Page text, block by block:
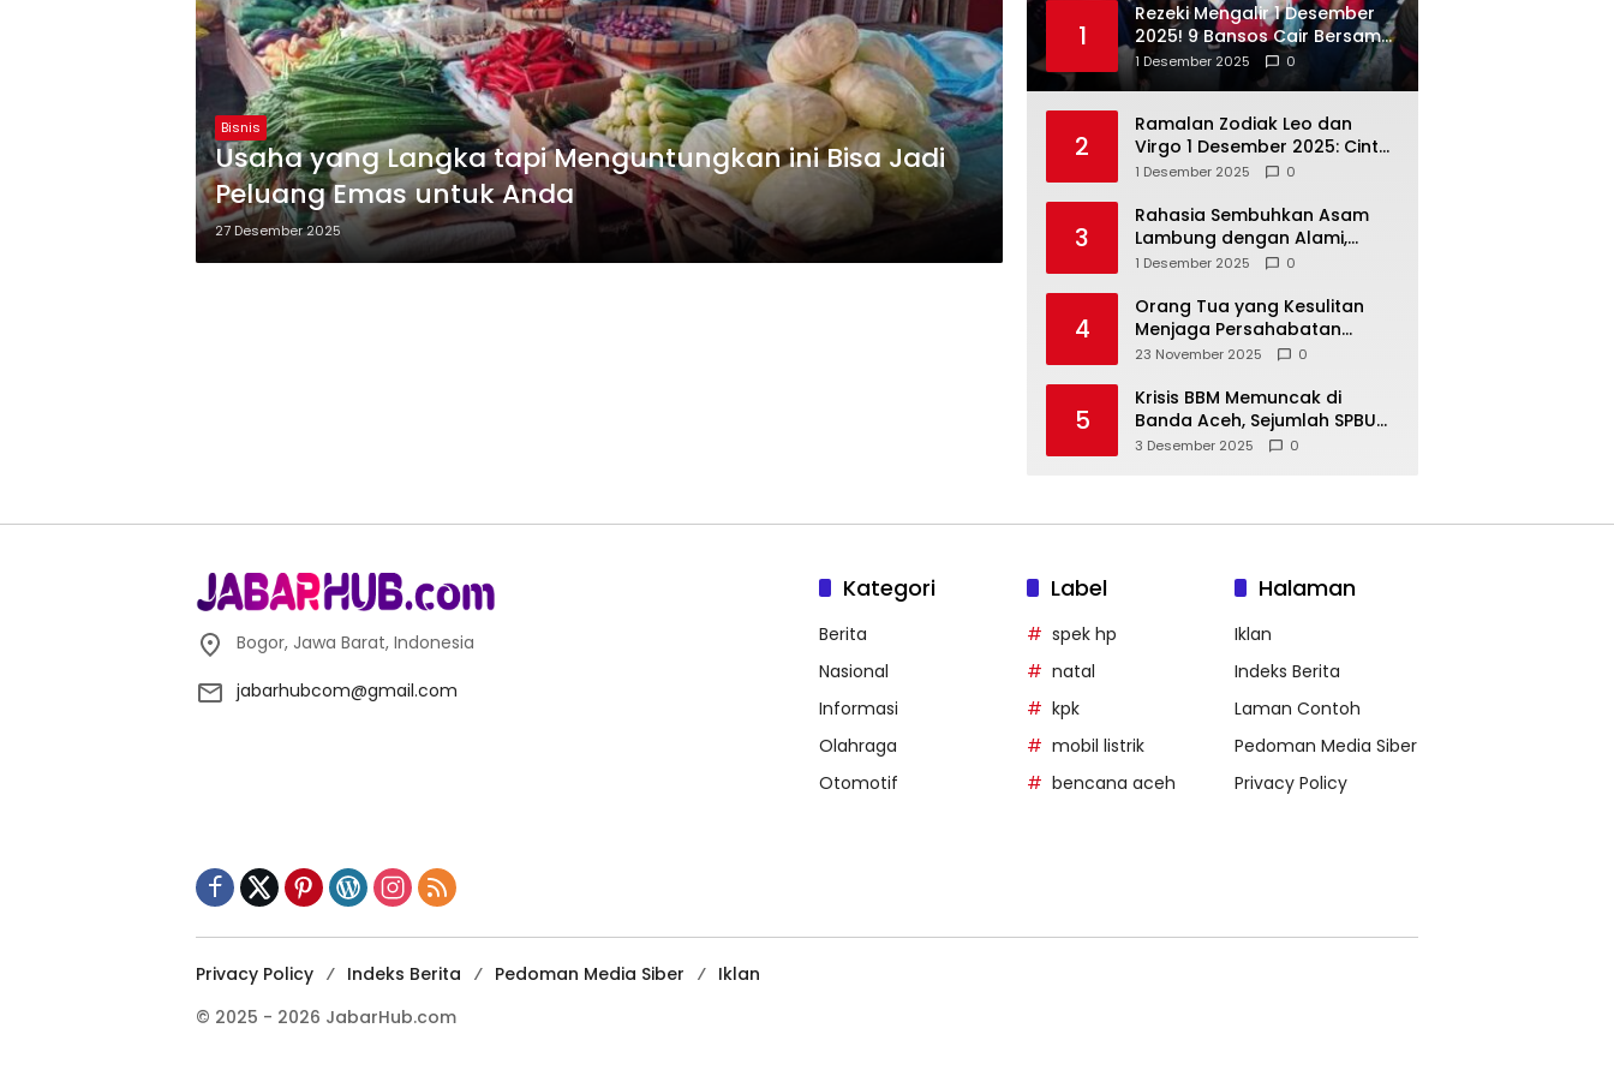
Bisnis
Usaha yang Langka tapi Menguntungkan ini Bisa Jadi
Peluang Emas untuk Anda
27 Desember 2025
1
Rezeki Mengalir 1 Desember
2025! 9 Bansos Cair Bersama:
PKH, BPNT, dan KKS Mandiri
Double
1 Desember 2025 0
2
Ramalan Zodiak Leo dan
Virgo 1 Desember 2025: Cinta,
Karir, Kesehatan, dan
1 Desember 2025 0
3
Rahasia Sembuhkan Asam
Lambung dengan Alami,
Nomor 4 Disalahpahami
1 Desember 2025 0
4
Orang Tua yang Kesulitan
Menjaga Persahabatan
Biasanya Lakukan 8 Hal Ini
23 November 2025 0
5
Krisis BBM Memuncak di
Banda Aceh, Sejumlah SPBU
Tutup Total
3 Desember 2025 0
Bogor, Jawa Barat, Indonesia
jabarhubcom@gmail.com
Kategori
Berita
Nasional
Informasi
Olahraga
Otomotif
Label
spek hp
natal
kpk
mobil listrik
bencana aceh
Halaman
Iklan
Indeks Berita
Laman Contoh
Pedoman Media Siber
Privacy Policy
Privacy Policy Indeks Berita Pedoman Media Siber
Iklan
© 2025 - 2026 JabarHub.com